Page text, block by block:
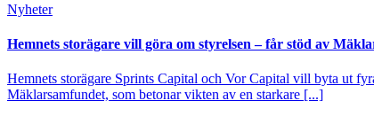
Nyheter
Hemnets storägare vill göra om styrelsen – får stöd av
Hemnets storägare Sprints Capital och Vor Capital vill byta ut
Mäklarsamfundet, som betonar vikten av en starkare [...]